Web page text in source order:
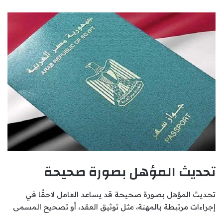
تحديث المؤهل بصورة صحيحة
تحديث المؤهل بصورة صحيحة قد يساعد العامل لاحقًا في
إجراءات مرتبطة بالمهنة، مثل توثيق العقد، أو تصحيح المسمى